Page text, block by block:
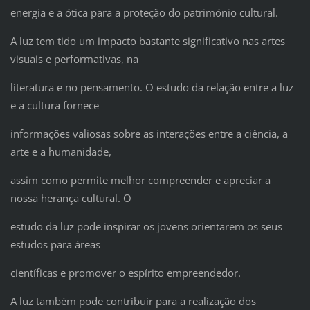
energia e a ótica para a proteção do património cultural.
A luz tem tido um impacto bastante significativo nas artes
visuais e performativas, na
literatura e no pensamento. O estudo da relação entre a luz
e a cultura fornece
informações valiosas sobre as interações entre a ciência, a
arte e a humanidade,
assim como permite melhor compreender e apreciar a
nossa herança cultural. O
estudo da luz pode inspirar os jovens orientarem os seus
estudos para áreas
científicas e promover o espírito empreendedor.
A luz também pode contribuir para a realização dos